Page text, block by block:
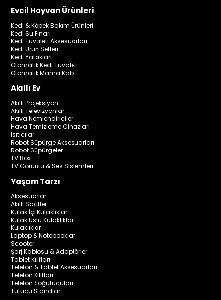
Evcil Hayvan Ürünleri
Kedi & Köpek Bakım Ürünleri
Kedi Su Pınarı
Kedi Tuvaleti Aksesuarları
Kedi Ürün Setleri
Kedi Yatakları
Otomatik Kedi Tuvaleti
Otomatik Mama Kabı
Akıllı Ev
Akıllı Projeksiyon
Akıllı Televizyonlar
Hava Nemlendiriciler
Hava Temizleme Cihazları
Isıtıcılar
Robot Süpürge Aksesuarları
Robot Süpürgeler
TV Box
TV Görüntü & Ses Sistemleri
Yaşam Tarzı
Aksesuarlar
Akıllı Saatler
Kulak İçi Kulaklıklar
Kulak Üstü Kulaklıklar
Kulaklıklar
Laptop & Notebooklar
Scooter
Şarj Kablosu & Adaptörler
Tablet Kılıfları
Telefon & Tablet Aksesuarları
Telefon Kılıfları
Telefon Soğutucuları
Tutucu Standlar